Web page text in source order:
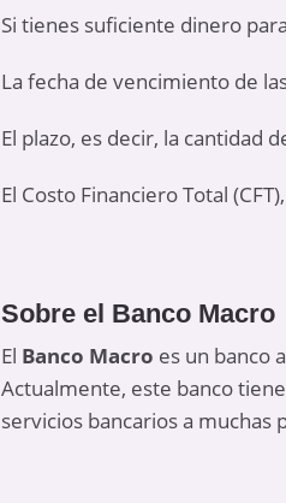
Si tienes suficiente dinero
La fecha de vencimiento de
El plazo, es decir, la cantidad
El Costo Financiero Total
Sobre el Banco Macro
El Banco Macro es un banco
Actualmente, este banco
servicios bancarios a